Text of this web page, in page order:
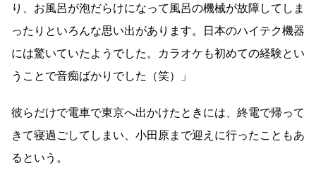
り、お風呂が泡だらけになって風呂の機械が故障してしま
ったりといろんな思い出があります。日本のハイテク機器
には驚いていたようでした。カラオケも初めての経験とい
うことで音痴ばかりでした（笑）」
彼らだけで電車で東京へ出かけたときには、終電で帰って
きて寝過ごしてしまい、小田原まで迎えに行ったこともあ
るという。